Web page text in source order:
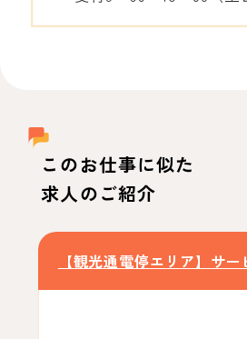
このお仕事に似た
求人のご紹介
【観光通電停エリア】サ